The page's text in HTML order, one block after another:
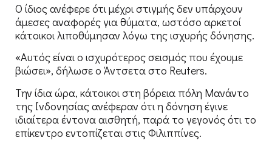
Ο ίδιος ανέφερε ότι μέχρι στιγμής δεν υπάρχουν
άμεσες αναφορές για θύματα, ωστόσο αρκετοί
κάτοικοι λιποθύμησαν λόγω της ισχυρής δόνησης.
«Αυτός είναι ο ισχυρότερος σεισμός που έχουμε
βιώσει», δήλωσε ο Άντσετα στο Reuters.
Την ίδια ώρα, κάτοικοι στη βόρεια πόλη Μανάντο
της Ινδονησίας ανέφεραν ότι η δόνηση έγινε
ιδιαίτερα έντονα αισθητή, παρά το γεγονός ότι το
επίκεντρο εντοπίζεται στις Φιλιππίνες.